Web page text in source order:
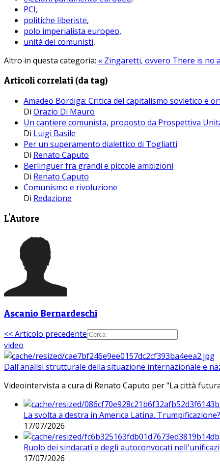
PCI,
politiche liberiste,
polo imperialista europeo,
unità dei comunisti,
Altro in questa categoria: « Zingaretti, ovvero There is no
Articoli correlati (da tag)
Amadeo Bordiga: Critica del capitalismo sovietico e
Di Orazio Di Mauro
Un cantiere comunista, proposto da Prospettiva
Di Luigi Basile
Per un superamento dialettico di Togliatti
Di Renato Caputo
Berlinguer fra grandi e piccole ambizioni
Di Renato Caputo
Comunismo e rivoluzione
Di Redazione
L'Autore
Ascanio Bernardeschi
<< Articolo precedente
video
Dall'analisi strutturale della situazione internazionale e
Videointervista a cura di Renato Caputo per "La città
La svolta a destra in America Latina. Trumpificazione?
17/07/2026
Ruolo dei sindacati e degli autoconvocati
17/07/2026